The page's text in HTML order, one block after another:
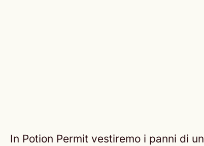
In Potion Permit vestiremo i panni di un